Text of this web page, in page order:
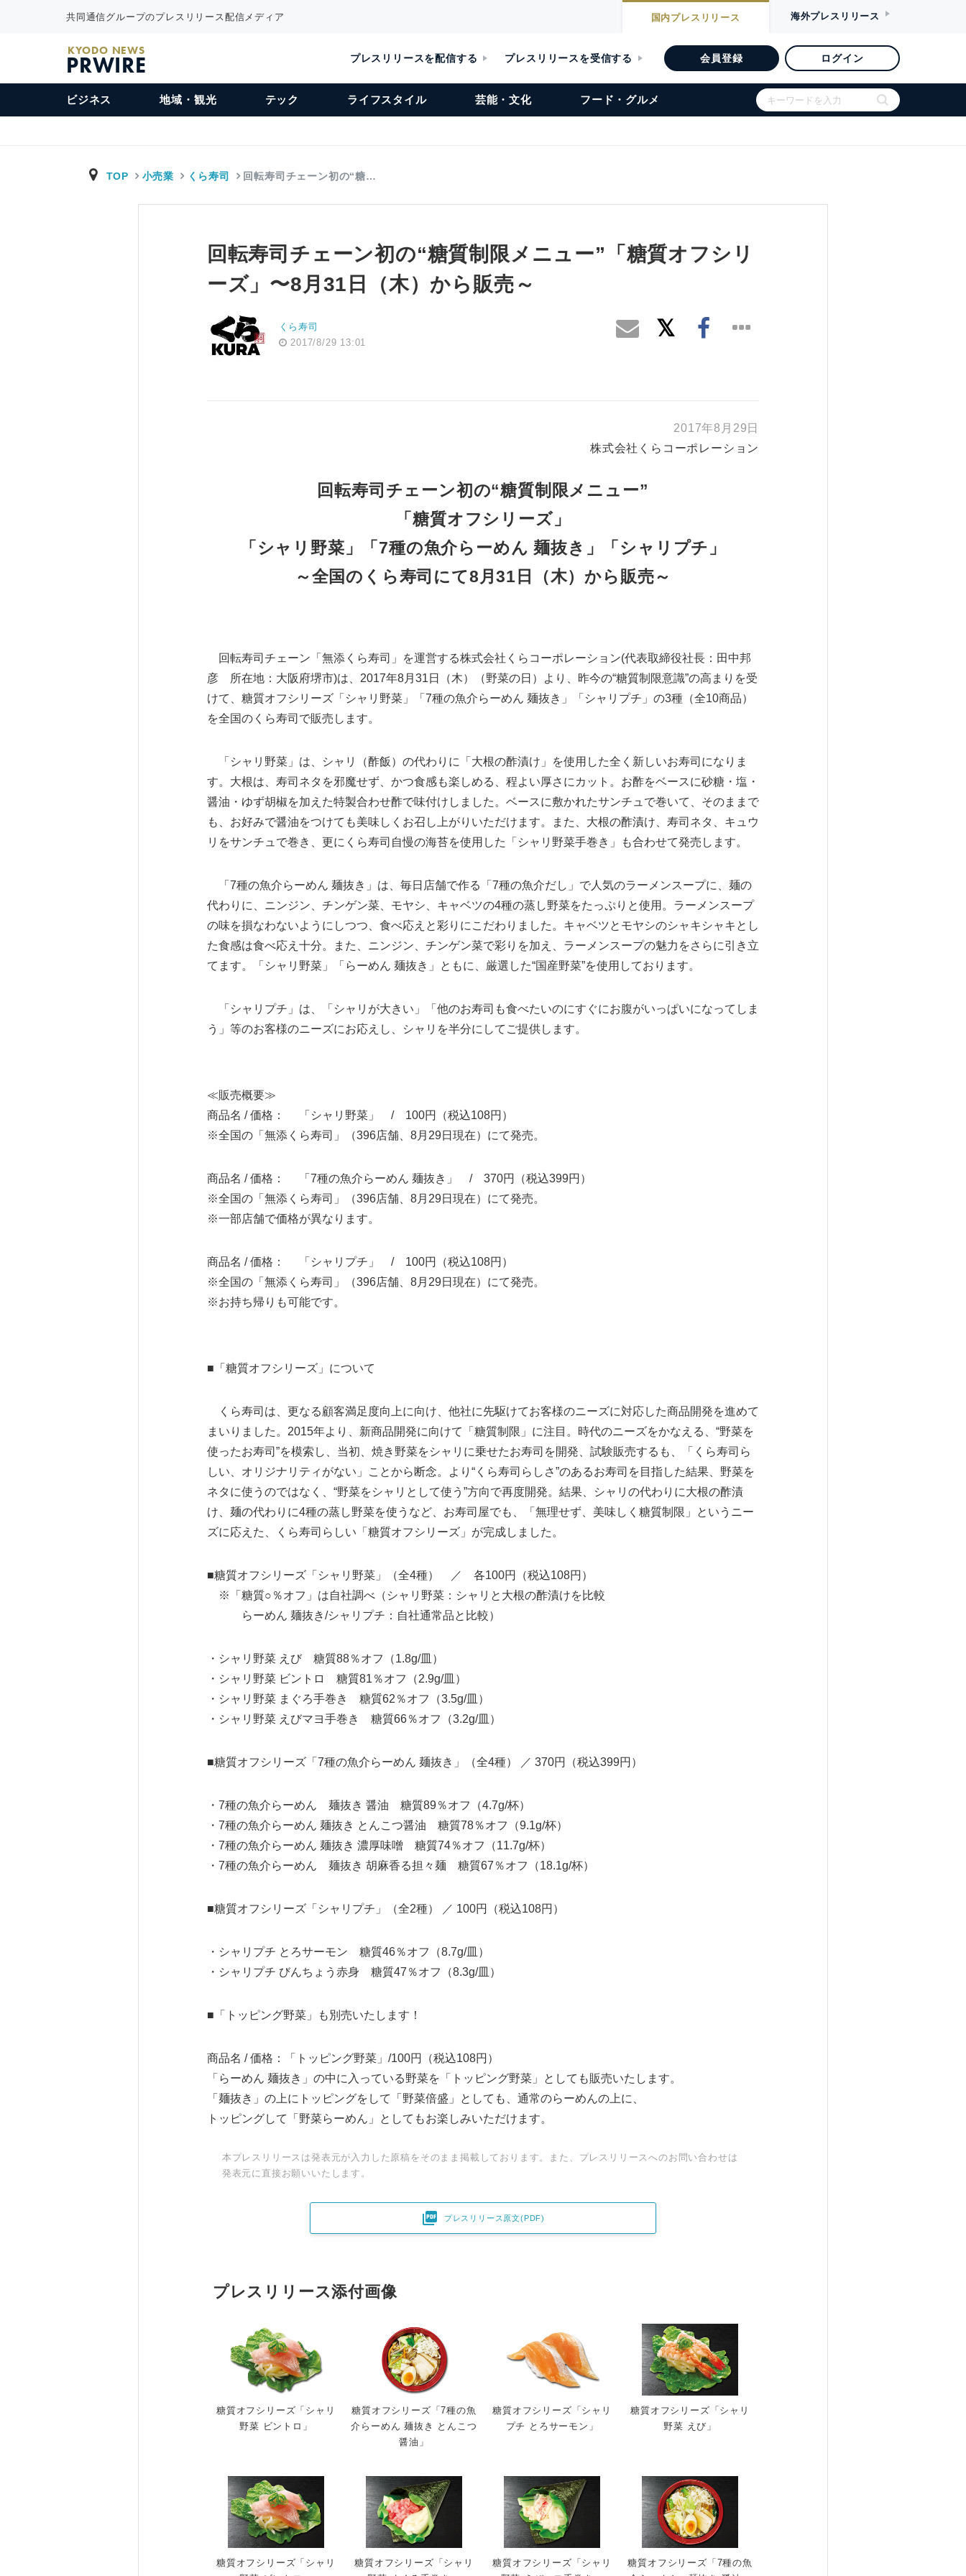
共同通信グループのプレスリリース配信メディア 国内プレスリリース 海外プレスリリース
KYODO NEWS
PRWIRE プレスリリースを配信する プレスリリースを受信する 会員登録 ログイン
ビジネス 地域・観光 テック ライフスタイル 芸能・文化 フード・グルメ
TOP 小売業 くら寿司 回転寿司チェーン初の“糖…
回転寿司チェーン初の“糖質制限メニュー”「糖質オフシリ
ーズ」〜8月31日（木）から販売～
くら寿司
2017/8/29 13:01
2017年8月29日
株式会社くらコーポレーション
回転寿司チェーン初の“糖質制限メニュー”
「糖質オフシリーズ」
「シャリ野菜」「7種の魚介らーめん 麺抜き」「シャリプチ」
～全国のくら寿司にて8月31日（木）から販売～
回転寿司チェーン「無添くら寿司」を運営する株式会社くらコーポレーション(代表取締役社長：田中邦
彦 所在地：大阪府堺市)は、2017年8月31日（木）（野菜の日）より、昨今の“糖質制限意識”の高まりを受
けて、糖質オフシリーズ「シャリ野菜」「7種の魚介らーめん 麺抜き」「シャリプチ」の3種（全10商品）
を全国のくら寿司で販売します。
「シャリ野菜」は、シャリ（酢飯）の代わりに「大根の酢漬け」を使用した全く新しいお寿司になりま
す。大根は、寿司ネタを邪魔せず、かつ食感も楽しめる、程よい厚さにカット。お酢をベースに砂糖・塩・
醤油・ゆず胡椒を加えた特製合わせ酢で味付けしました。ベースに敷かれたサンチュで巻いて、そのままで
も、お好みで醤油をつけても美味しくお召し上がりいただけます。また、大根の酢漬け、寿司ネタ、キュウ
リをサンチュで巻き、更にくら寿司自慢の海苔を使用した「シャリ野菜手巻き」も合わせて発売します。
「7種の魚介らーめん 麺抜き」は、毎日店舗で作る「7種の魚介だし」で人気のラーメンスープに、麺の
代わりに、ニンジン、チンゲン菜、モヤシ、キャベツの4種の蒸し野菜をたっぷりと使用。ラーメンスープ
の味を損なわないようにしつつ、食べ応えと彩りにこだわりました。キャベツとモヤシのシャキシャキとし
た食感は食べ応え十分。また、ニンジン、チンゲン菜で彩りを加え、ラーメンスープの魅力をさらに引き立
てます。「シャリ野菜」「らーめん 麺抜き」ともに、厳選した“国産野菜”を使用しております。
「シャリプチ」は、「シャリが大きい」「他のお寿司も食べたいのにすぐにお腹がいっぱいになってしま
う」等のお客様のニーズにお応えし、シャリを半分にしてご提供します。
≪販売概要≫
商品名 / 価格： 「シャリ野菜」 / 100円（税込108円）
※全国の「無添くら寿司」（396店舗、8月29日現在）にて発売。
商品名 / 価格： 「7種の魚介らーめん 麺抜き」 / 370円（税込399円）
※全国の「無添くら寿司」（396店舗、8月29日現在）にて発売。
※一部店舗で価格が異なります。
商品名 / 価格： 「シャリプチ」 / 100円（税込108円）
※全国の「無添くら寿司」（396店舗、8月29日現在）にて発売。
※お持ち帰りも可能です。
■「糖質オフシリーズ」について
くら寿司は、更なる顧客満足度向上に向け、他社に先駆けてお客様のニーズに対応した商品開発を進めて
まいりました。2015年より、新商品開発に向けて「糖質制限」に注目。時代のニーズをかなえる、“野菜を
使ったお寿司”を模索し、当初、焼き野菜をシャリに乗せたお寿司を開発、試験販売するも、「くら寿司ら
しい、オリジナリティがない」ことから断念。より“くら寿司らしさ”のあるお寿司を目指した結果、野菜を
ネタに使うのではなく、“野菜をシャリとして使う”方向で再度開発。結果、シャリの代わりに大根の酢漬
け、麺の代わりに4種の蒸し野菜を使うなど、お寿司屋でも、「無理せず、美味しく糖質制限」というニー
ズに応えた、くら寿司らしい「糖質オフシリーズ」が完成しました。
■糖質オフシリーズ「シャリ野菜」（全4種） ／ 各100円（税込108円）
※「糖質○％オフ」は自社調べ（シャリ野菜：シャリと大根の酢漬けを比較
らーめん 麺抜き/シャリプチ：自社通常品と比較）
・シャリ野菜 えび 糖質88％オフ（1.8g/皿）
・シャリ野菜 ビントロ 糖質81％オフ（2.9g/皿）
・シャリ野菜 まぐろ手巻き 糖質62％オフ（3.5g/皿）
・シャリ野菜 えびマヨ手巻き 糖質66％オフ（3.2g/皿）
■糖質オフシリーズ「7種の魚介らーめん 麺抜き」（全4種） ／ 370円（税込399円）
・7種の魚介らーめん 麺抜き 醤油 糖質89％オフ（4.7g/杯）
・7種の魚介らーめん 麺抜き とんこつ醤油 糖質78％オフ（9.1g/杯）
・7種の魚介らーめん 麺抜き 濃厚味噌 糖質74％オフ（11.7g/杯）
・7種の魚介らーめん 麺抜き 胡麻香る担々麺 糖質67％オフ（18.1g/杯）
■糖質オフシリーズ「シャリプチ」（全2種） ／ 100円（税込108円）
・シャリプチ とろサーモン 糖質46％オフ（8.7g/皿）
・シャリプチ びんちょう赤身 糖質47％オフ（8.3g/皿）
■「トッピング野菜」も別売いたします！
商品名 / 価格：「トッピング野菜」/100円（税込108円）
「らーめん 麺抜き」の中に入っている野菜を「トッピング野菜」としても販売いたします。
「麺抜き」の上にトッピングをして「野菜倍盛」としても、通常のらーめんの上に、
トッピングして「野菜らーめん」としてもお楽しみいただけます。
本プレスリリースは発表元が入力した原稿をそのまま掲載しております。また、プレスリリースへのお問い合わせは
発表元に直接お願いいたします。
 プレスリリース原文(PDF)
プレスリリース添付画像
糖質オフシリーズ「シャリ
野菜 ビントロ」
糖質オフシリーズ「7種の魚
介らーめん 麺抜き とんこつ
醤油」
糖質オフシリーズ「シャリ
プチ とろサーモン」
糖質オフシリーズ「シャリ
野菜 えび」
糖質オフシリーズ「シャリ
糖質オフシリーズ「シャリ
糖質オフシリーズ「シャリ
糖質オフシリーズ「7種の魚
Japanese